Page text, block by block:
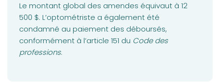
Le montant global des amendes équivaut à 12
500 $. L’optométriste a également été
condamné au paiement des déboursés,
conformément à l’article 151 du Code des
professions.